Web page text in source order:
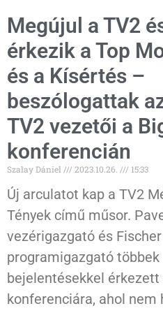
Megújul a TV2
érkezik a Top
és a Kísértés –
beszólogattak
TV2 vezetői a
konferencián
Szalay Dániel 2023.10.26. 15:33
Új arculatot kap a TV2
Tények című műsor.
vezérigazgató és
programigazgató
bejelentésekkel érkezett
konferenciára, ahol nem